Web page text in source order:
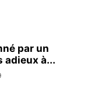
par un
adieux à...